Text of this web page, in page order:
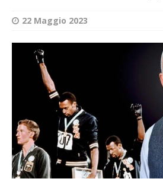
22 Maggio 2023